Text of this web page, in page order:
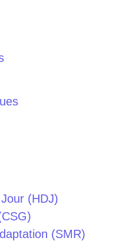
(HDJ)
(SMR)